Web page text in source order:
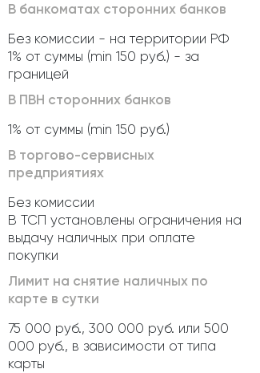
В банкоматах сторонних банков
Без комиссии - на территории РФ
1% от суммы (min 150 руб.) - за
границей
В ПВН сторонних банков
1% от суммы (min 150 руб.)
В торгово-сервисных
предприятиях
Без комиссии
В ТСП установлены ограничения на
выдачу наличных при оплате
покупки
Лимит на снятие наличных по
карте в сутки
75 000 руб., 300 000 руб. или 500
000 руб., в зависимости от типа
карты